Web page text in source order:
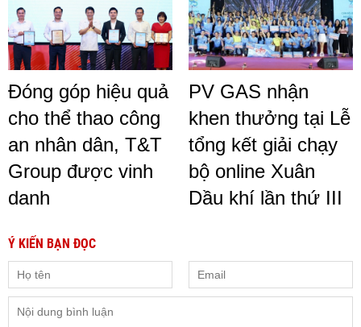
Đóng góp hiệu quả
cho thể thao công
an nhân dân, T&T
Group được vinh
danh
PV GAS nhận
khen thưởng tại Lễ
tổng kết giải chạy
bộ online Xuân
Dầu khí lần thứ III
Ý KIẾN BẠN ĐỌC